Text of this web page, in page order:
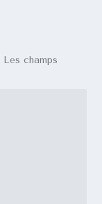
Les champs